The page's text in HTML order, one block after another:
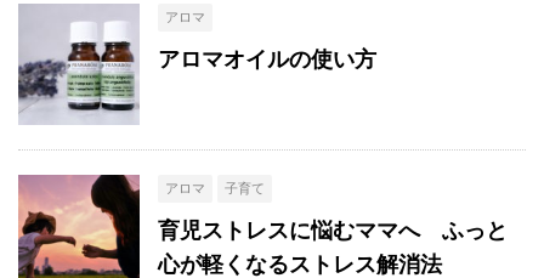
アロマ
アロマオイルの使い方
アロマ 子育て
育児ストレスに悩むママへ ふっと
心が軽くなるストレス解消法